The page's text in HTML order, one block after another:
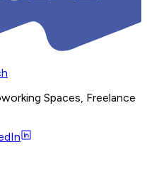
Spaces, Freelance